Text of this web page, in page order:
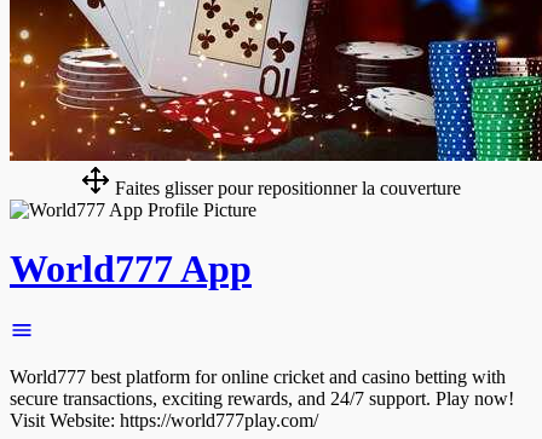
Faites glisser pour repositionner la couverture
World777 App
World777 best platform for online cricket and casino betting with
secure transactions, exciting rewards, and 24/7 support. Play now!
Visit Website: https://world777play.com/